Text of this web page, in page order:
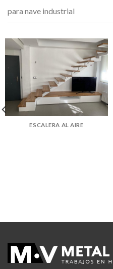
para nave industrial
ESCALERA AL AIRE